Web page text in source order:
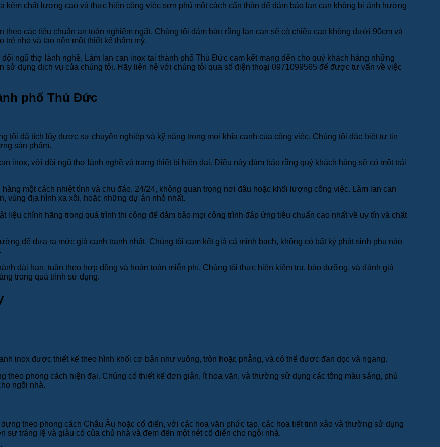
kẽm chất lượng cao và thực hiện công việc sơn phủ một cách cẩn thận để đảm bảo lan can không bị ảnh hưởng
các tiêu chuẩn an toàn nghiêm ngặt. Chúng tôi đảm bảo rằng lan can sẽ có chiều cao không dưới 90cm và
nhỏ và tạo nên một thiết kế thẩm mỹ.
ngũ thợ lành nghề, Làm lan can inox tại thành phố Thủ Đức cam kết mang đến cho quý khách hàng những
sử dụng dịch vụ của chúng tôi. Hãy liên hệ với chúng tôi qua số điện thoại 0971099565 để được tư vấn về việc
phố Thủ Đức
tôi đã tích lũy được sự chuyên nghiệp và kỹ năng trong mọi khía cạnh của công việc. Chúng tôi đặc biệt tự tin
sản phẩm.
inox, với đội ngũ thợ lành nghề và trang thiết bị hiện đại. Điều này đảm bảo rằng quý khách hàng sẽ có một trải
một cách nhiệt tình và chu đáo, 24/24, không quan trọng nơi đâu hoặc khối lượng công việc. Làm lan can
vùng địa hình xa xôi, hoặc những dự án nhỏ nhất.
liệu chính hãng trong quá trình thi công để đảm bảo mọi công trình đáp ứng tiêu chuẩn cao nhất về uy tín và chất
để đưa ra mức giá cạnh tranh nhất. Chúng tôi cam kết giá cả minh bạch, không có bất kỳ phát sinh phụ nào
dài hạn, tuân theo hợp đồng và hoàn toàn miễn phí. Chúng tôi thực hiện kiểm tra, bảo dưỡng, và đánh giá
trong quá trình sử dụng.
inox được thiết kế theo hình khối cơ bản như vuông, tròn hoặc phẳng, và có thể được đan dọc và ngang.
phong cách hiện đại. Chúng có thiết kế đơn giản, ít hoa văn, và thường sử dụng các tông màu sáng, phù
ngôi nhà.
theo phong cách Châu Âu hoặc cổ điển, với các hoa văn phức tạp, các họa tiết tinh xảo và thường sử dụng
sự tráng lệ và giàu có của chủ nhà và đem đến một nét cổ điển cho ngôi nhà.